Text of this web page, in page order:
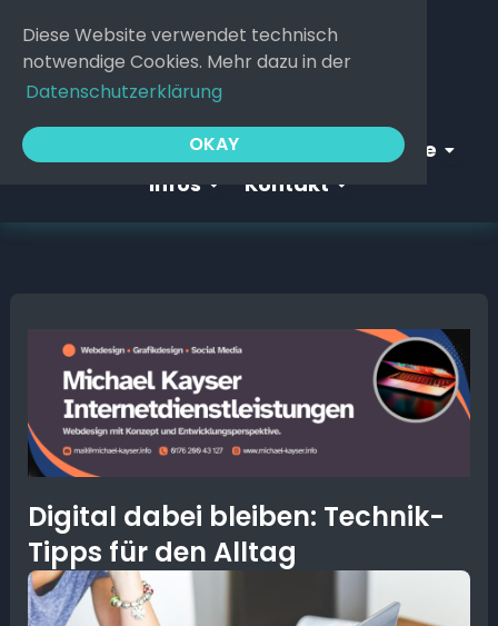
Diese Website verwendet technisch
notwendige Cookies. Mehr dazu in der
Datenschutzerklärung
OKAY
Inhalt
springen
Webgeflüster Open Webgeflüster
Service
Infos Kontakt
Digital dabei bleiben: Technik-
Tipps für den Alltag